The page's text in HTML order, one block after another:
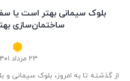
بلوک سیمانی بهتر است یا
ساختمان‌سازی
۲۳ مرداد ۱۴۰۱
از گذشته تا به امروز، بلوک سیمانی و